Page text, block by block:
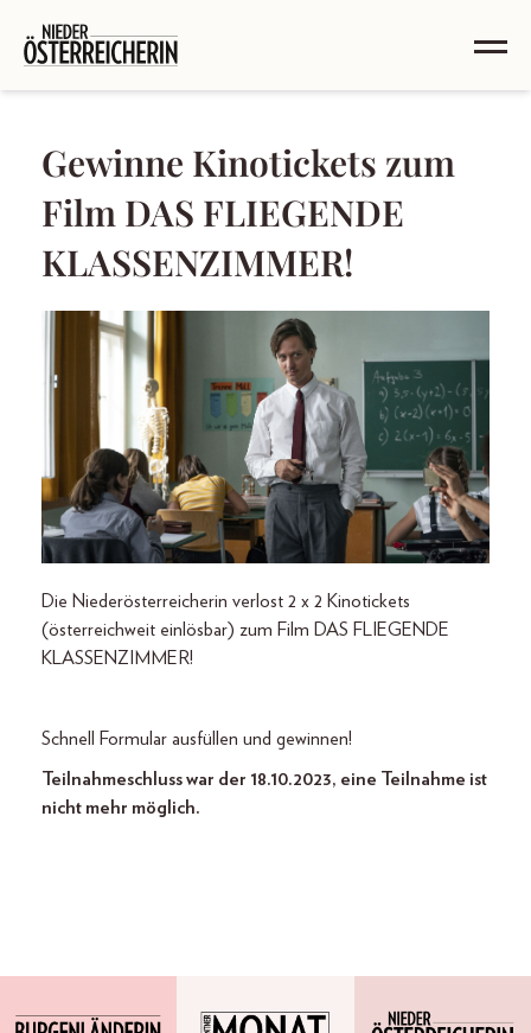
Gewinne Kinotickets zum
Film DAS FLIEGENDE
KLASSENZIMMER!
Die Niederösterreicherin verlost 2 x 2 Kinotickets
(österreichweit einlösbar) zum Film DAS FLIEGENDE
KLASSENZIMMER!
Schnell Formular ausfüllen und gewinnen!
Teilnahmeschluss war der 18.10.2023, eine Teilnahme ist
nicht mehr möglich.